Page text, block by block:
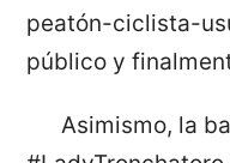
peatón-ciclista-
público y
Asimismo, la